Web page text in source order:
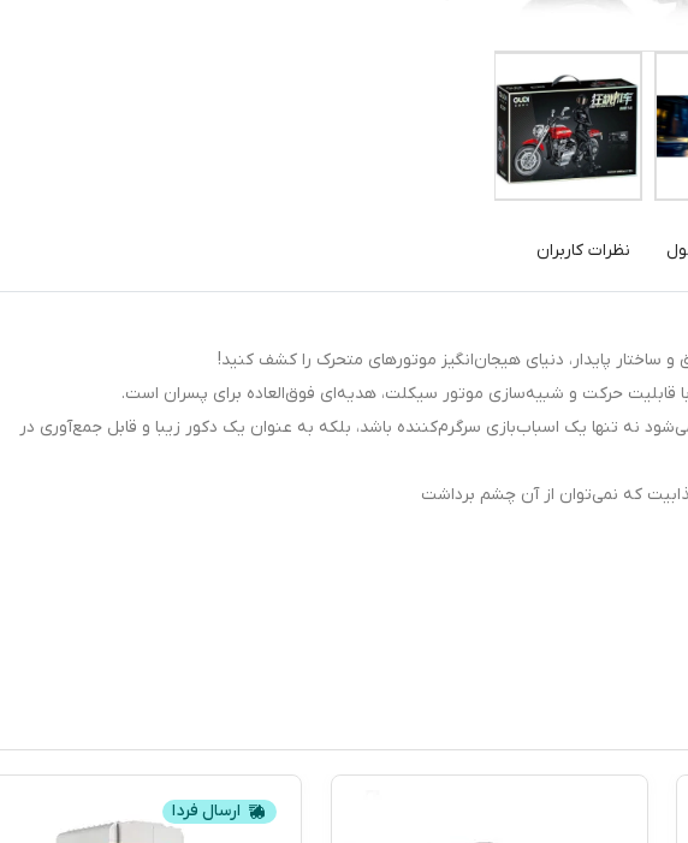
نظرات کاربران
و ساختار پایدار، دنیای هیجان‌انگیز موتورهای متحرک را کشف کنید!
قابلیت حرکت و شبیه‌سازی موتور سیکلت، هدیه‌ای فوق‌العاده برای پسران است.
نه تنها یک اسباب‌بازی سرگرم‌کننده باشد، بلکه به عنوان یک دکور زیبا و قابل جمع‌آوری در
که نمی‌توان از آن چشم برداشت
ارسال فردا